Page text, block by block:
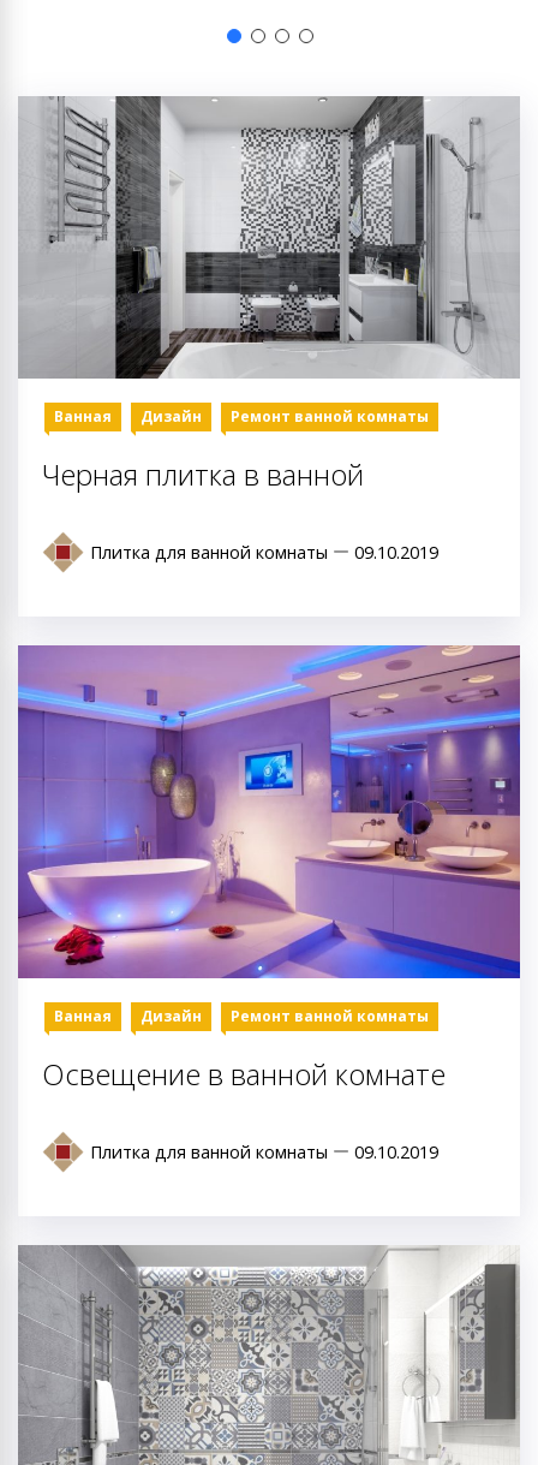
Ванная Дизайн Ремонт ванной комнаты
Черная плитка в ванной
Плитка для ванной комнаты 09.10.2019
Ванная Дизайн Ремонт ванной комнаты
Освещение в ванной комнате
Плитка для ванной комнаты 09.10.2019